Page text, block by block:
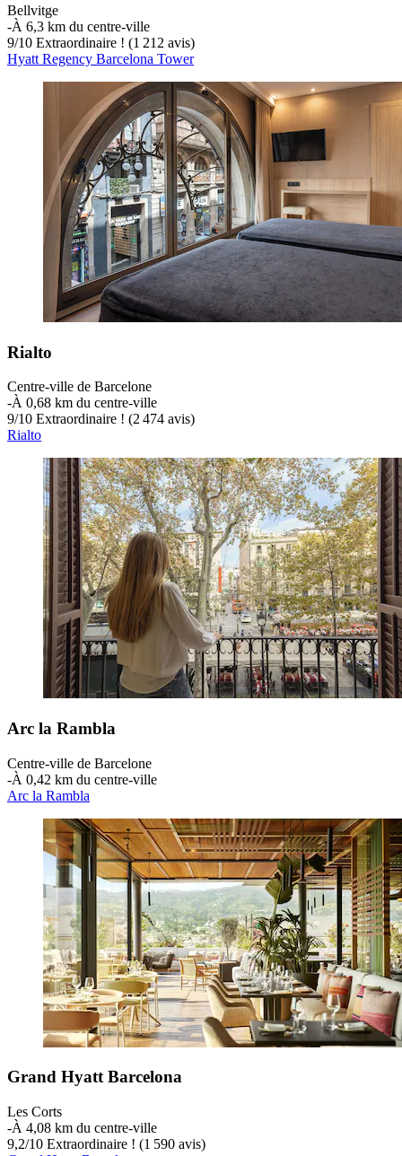
Bellvitge
‐À 6,3 km du centre-ville
9/10 Extraordinaire ! (1 212 avis)
Hyatt Regency Barcelona Tower
Rialto
Centre-ville de Barcelone
‐À 0,68 km du centre-ville
9/10 Extraordinaire ! (2 474 avis)
Rialto
Arc la Rambla
Centre-ville de Barcelone
‐À 0,42 km du centre-ville
Arc la Rambla
Grand Hyatt Barcelona
Les Corts
‐À 4,08 km du centre-ville
9,2/10 Extraordinaire ! (1 590 avis)